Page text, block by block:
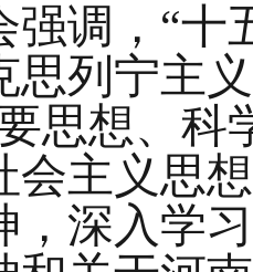
，“十五
思列宁主
思想、科
会主义思
，深入学